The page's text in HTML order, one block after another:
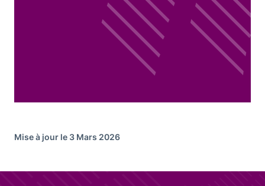
Mise à jour le 3 Mars 2026